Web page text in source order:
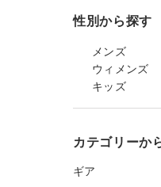
性別から探す
メンズ
ウィメンズ
キッズ
カテゴリーか
ギア